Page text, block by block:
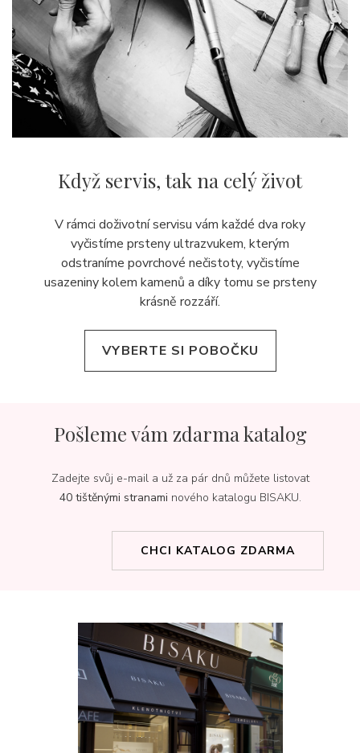
Když servis,tak na celý život
V rámci doživotní servisu vám každé dva roky
vyčistíme prsteny ultrazvukem, kterým
odstraníme povrchové nečistoty, vyčistíme
usazeniny kolem kamenů a díky tomu se prsteny
krásně rozzáří.
VYBERTE SI POBOČKU
Pošleme vám zdarma katalog
Zadejte svůj e-mail a už za pár dnů můžete listovat
40 tištěnými stranami nového katalogu BISAKU.
CHCI KATALOG ZDARMA